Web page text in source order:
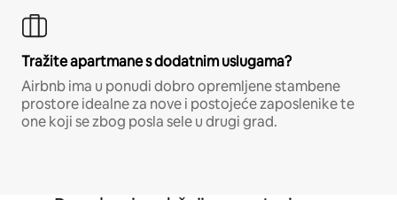
Tražite apartmane s dodatnim uslugama?
Airbnb ima u ponudi dobro opremljene stambene
prostore idealne za nove i postojeće zaposlenike te
one koji se zbog posla sele u drugi grad.